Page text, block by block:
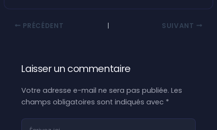
PRÉCÉDENT SUIVANT
Laisser un commentaire
Votre adresse e-mail ne sera pas publiée. Les
champs obligatoires sont indiqués avec *
Écrivez